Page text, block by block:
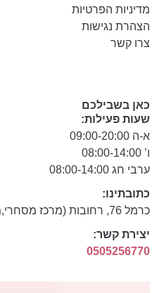
מדיניות הפרטיות
הצהרת נגישות
צרו קשר
כאן בשבילכם
שעות פעילות:
א-ה 09:00-20:00
ו’ 08:00-14:00
ערבי חג 08:00-14:00
כתובתינו:
כרמל 76, רחובות (מרכז מסחרי,מרכז הנשיא)
יצירת קשר:
0505256770